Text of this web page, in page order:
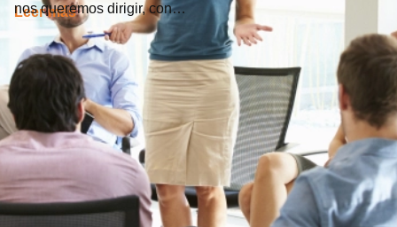
nos queremos dirigir, con…
Leer más